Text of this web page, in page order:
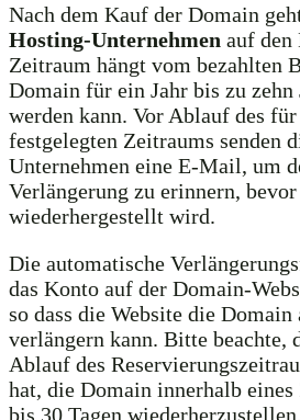
Nach dem Kauf der Domain
Hosting-Unternehmen auf den
Zeitraum hängt vom bezahlten
Domain für ein Jahr bis zu zehn
werden kann. Vor Ablauf des
festgelegten Zeitraums senden
Unternehmen eine E-Mail, um
Verlängerung zu erinnern,
wiederhergestellt wird.
Die automatische
das Konto auf der Domain-
so dass die Website die Domain
verlängern kann. Bitte beachte,
Ablauf des
hat, die Domain innerhalb
bis 30 Tagen